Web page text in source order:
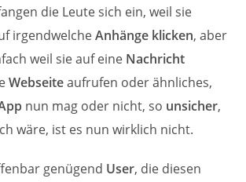
die Leute sich ein, weil sie
irgendwelcheAnhänge klicken, aber
weil sie auf eine Nachricht
Webseiteaufrufen oder ähnliches,
nun mag oder nicht, so unsicher,
wäre, ist es nun wirklich nicht.
genügend User, die diesen